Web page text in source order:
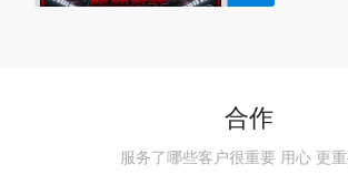
见误区，避开90%的
力学，读懂速度背后的
统科普，稳住极速的核
识点，决定圈速与安全
道详解，车友刷圈打卡
民用跑车的核心区别解
合作
服务了哪些客户很重要 用心 更重